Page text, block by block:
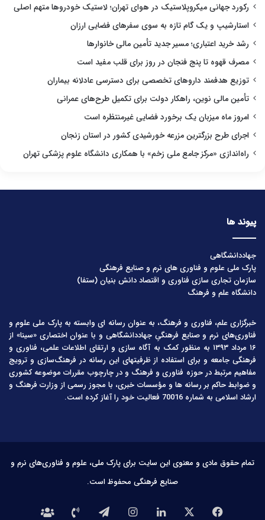
رکورد جهانی میکروپلاستیک در هوای تهران؛ لاستیک خودروها متهم اصلی
استارشیپ و یک گام تازه به سوی سفرهای فضایی ارزان
رشد خرید اعتباری؛ مسیر جدید تأمین مالی خانوارها
مصرف قهوه تا پنج فنجان در روز برای قلب مفید است
توزیع هدفمند داروهای تخصصی برای دسترسی عادلانه بیماران
تأمین مالی نوین، راهکار دولت برای تکمیل طرح‌های عمرانی
امروز ماه میزبان یک برخورد فضایی غیرمنتظره است
اجرای طرح بزرگترین مزرعه خورشیدی کشور در استان زنجان
راه‌اندازی «مرکز جامع ملی زخم» با همکاری دانشگاه علوم پزشکی تهران
پیوند ها
جهاددانشگاهی
پارک ملی علوم و فناوری های نرم و صنایع فرهنگی
سازمان تجاری سازی فناوری و اقتصاد دانش بنیان (ستفا)
دانشگاه علم و فرهنگ
خبرگزاری علم، فناوری و فرهنگ، به عنوان رسانه ای وابسته به پارک ملی علوم و
فناوری‌های نرم و صنایع فرهنگیِ جهاددانشگاهی و با عنوان اختصاری «سینا» از
۱۶ مرداد ۱۳۹۳ به منظور کمک به آگاه سازی و ارتقای اطلاعات علمی، فناوری و
فرهنگی جامعه و برای استفاده از ظرفیتهای این رسانه در فرهنگ‌سازی و ترویج
مفاهیم مرتبط در حوزه فناوری و فرهنگ و در چارچوب مقررات موضوعه کشوری
و ضوابط حاکم بر رسانه ها و مؤسسات خبری، با مجوز رسمی از وزارت فرهنگ و
ارشاد اسلامی به شماره 70016 فعالیت خود را آغاز کرده است.
تمام حقوق مادی و معنوی این سایت برای پارک ملی، علوم و فناوری‌های نرم و
صنایع فرهنگی محفوظ است.
فیس لینکدیناینستاگرامتلگرامتماس درباره